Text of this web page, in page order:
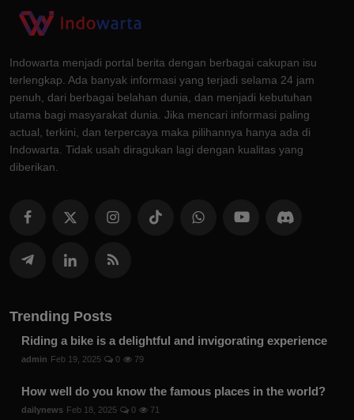
Indowarta menjadi portal berita dengan berbagai cakupan isu
terlengkap. Ada banyak informasi yang terjadi selama 24 jam
penuh, dari berbagai belahan dunia, dan menjadi kebutuhan
utama bagi masyarakat dunia. Jika mencari informasi paling
actual, terkini, dan terpercaya maka pilihannya hanya ada di
Indowarta. Tidak usah diragukan lagi dengan kualitas yang
diberikan.
Trending Posts
Riding a bike is a delightful and invigorating experience
admin Feb 19, 2025 0 79
How well do you know the famous places in the world?
dailynews Feb 18, 2025 0 71